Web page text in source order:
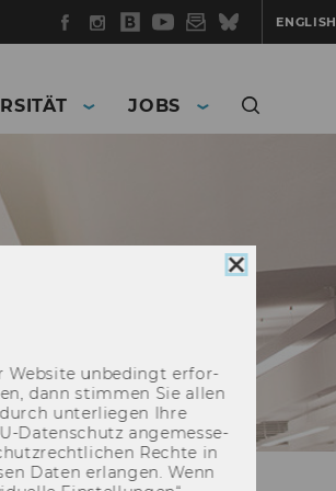
Facebook
Instagram
WU
Blog
YouTube
Newsletter
BlueskyENGLISH
JOBS
Cookie
schließen
Web­site un­be­dingt er­for­
dann stim­men Sie allen
un­ter­lie­gen Ihre
​Datenschutz an­ge­mes­se­
Rech­te in
Daten er­lan­gen. Wenn